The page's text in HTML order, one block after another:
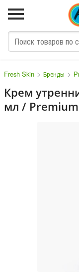
Fresh Skin > Бренды >
Крем
мл /